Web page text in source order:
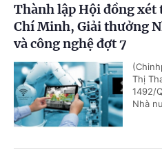
Thành lập Hội đồng xét
Chí Minh, Giải thưởng
và công nghệ đợt 7
Thị
1492/
Nhà